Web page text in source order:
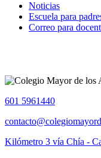
Noticias
Escuela para
Correo para
601 5961440
Kilómetro 3 vía Chía -